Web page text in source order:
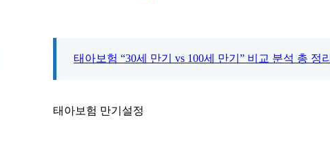
태아보험 “30세 만기 vs 100세 만기” 비교 분석 총 정리
태아보험 만기설정